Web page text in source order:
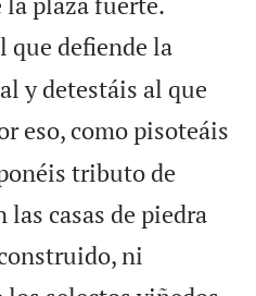
que defiende la
y detestáis al que
eso, como pisoteáis
tributo de
casas de piedra
ni